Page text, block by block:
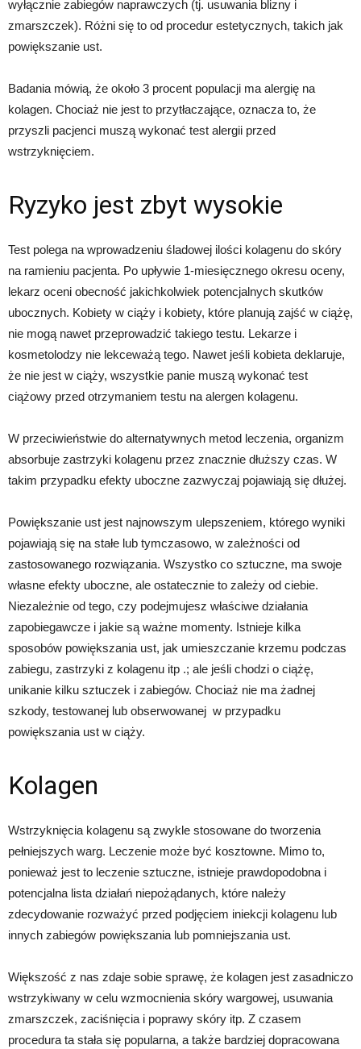
wyłącznie zabiegów naprawczych (tj. usuwania blizny i
zmarszczek). Różni się to od procedur estetycznych, takich jak
powiększanie ust.
Badania mówią, że około 3 procent populacji ma alergię na
kolagen. Chociaż nie jest to przytłaczające, oznacza to, że
przyszli pacjenci muszą wykonać test alergii przed
wstrzyknięciem.
Ryzyko jest zbyt wysokie
Test polega na wprowadzeniu śladowej ilości kolagenu do skóry
na ramieniu pacjenta. Po upływie 1-miesięcznego okresu oceny,
lekarz oceni obecność jakichkolwiek potencjalnych skutków
ubocznych. Kobiety w ciąży i kobiety, które planują zajść w ciążę,
nie mogą nawet przeprowadzić takiego testu. Lekarze i
kosmetolodzy nie lekceważą tego. Nawet jeśli kobieta deklaruje,
że nie jest w ciąży, wszystkie panie muszą wykonać test
ciążowy przed otrzymaniem testu na alergen kolagenu.
W przeciwieństwie do alternatywnych metod leczenia, organizm
absorbuje zastrzyki kolagenu przez znacznie dłuższy czas. W
takim przypadku efekty uboczne zazwyczaj pojawiają się dłużej.
Powiększanie ust jest najnowszym ulepszeniem, którego wyniki
pojawiają się na stałe lub tymczasowo, w zależności od
zastosowanego rozwiązania. Wszystko co sztuczne, ma swoje
własne efekty uboczne, ale ostatecznie to zależy od ciebie.
Niezależnie od tego, czy podejmujesz właściwe działania
zapobiegawcze i jakie są ważne momenty. Istnieje kilka
sposobów powiększania ust, jak umieszczanie krzemu podczas
zabiegu, zastrzyki z kolagenu itp .; ale jeśli chodzi o ciążę,
unikanie kilku sztuczek i zabiegów. Chociaż nie ma żadnej
szkody, testowanej lub obserwowanej w przypadku
powiększania ust w ciąży.
Kolagen
Wstrzyknięcia kolagenu są zwykle stosowane do tworzenia
pełniejszych warg. Leczenie może być kosztowne. Mimo to,
ponieważ jest to leczenie sztuczne, istnieje prawdopodobna i
potencjalna lista działań niepożądanych, które należy
zdecydowanie rozważyć przed podjęciem iniekcji kolagenu lub
innych zabiegów powiększania lub pomniejszania ust.
Większość z nas zdaje sobie sprawę, że kolagen jest zasadniczo
wstrzykiwany w celu wzmocnienia skóry wargowej, usuwania
zmarszczek, zaciśnięcia i poprawy skóry itp. Z czasem
procedura ta stała się popularna, a także bardziej dopracowana